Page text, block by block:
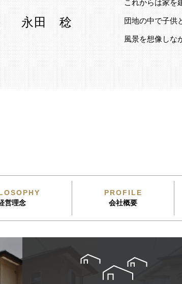
永田 稔
これからは家を
団地の中で子供
風景を想像しな
営理念
PROFILE
会社概要